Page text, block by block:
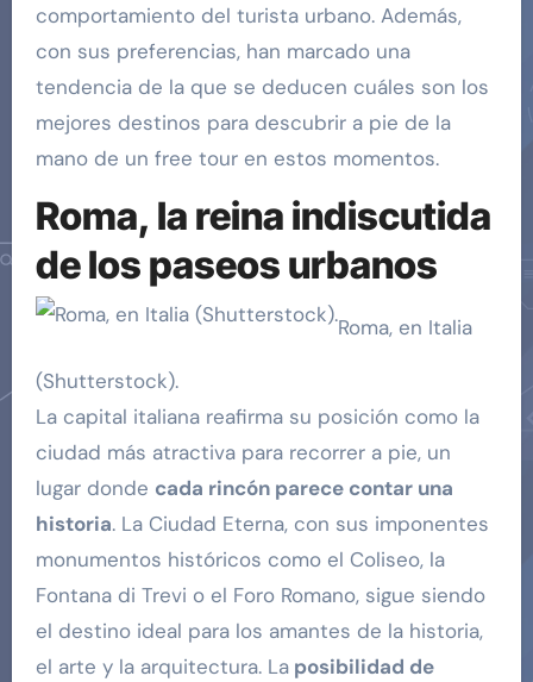
comportamiento del turista urbano. Además,
con sus preferencias, han marcado una
tendencia de la que se deducen cuáles son los
mejores destinos para descubrir a pie de la
mano de un free tour en estos momentos.
Roma, la reina indiscutida
de los paseos urbanos
Roma, en Italia
(Shutterstock).
La capital italiana reafirma su posición como la
ciudad más atractiva para recorrer a pie, un
lugar donde cada rincón parece contar una
historia. La Ciudad Eterna, con sus imponentes
monumentos históricos como el Coliseo, la
Fontana di Trevi o el Foro Romano, sigue siendo
el destino ideal para los amantes de la historia,
el arte y la arquitectura. Laposibilidad de